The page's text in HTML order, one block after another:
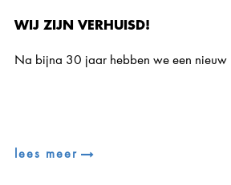
WIJ ZIJN VERHUISD!
Na bijna 30 jaar hebben we een nieuw
lees meer